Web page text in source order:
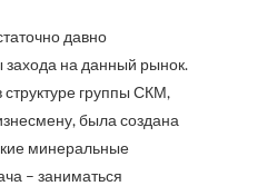
давно
на данный рынок.
структуре группы СКМ,
была создана
минеральные
– заниматься